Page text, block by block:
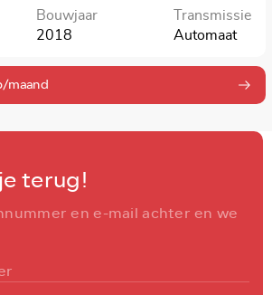
Bouwjaar
2018
Transmissie
Automaat
maand
terug!
en e-mail achter en we